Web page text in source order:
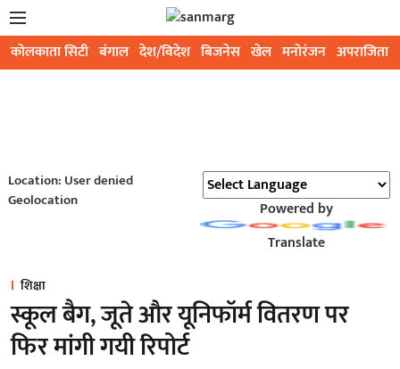
कोलकाता सिटी बंगाल देश/विदेश बिजनेस खेल मनोरंजन अपराजिता
Location: User denied
Geolocation
Powered by
Translate
शिक्षा
स्कूल बैग, जूते और यूनिफॉर्म वितरण पर
फिर मांगी गयी रिपोर्ट